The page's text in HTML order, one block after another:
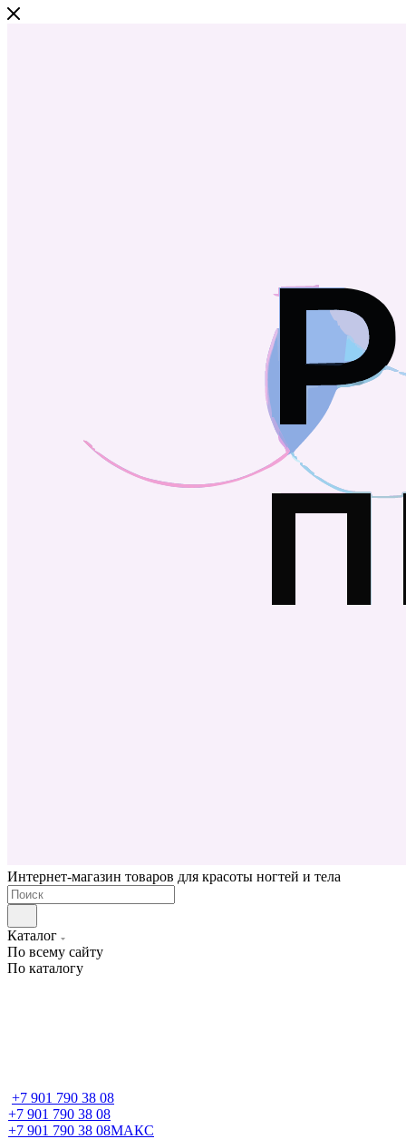
Интернет-магазин товаров для красоты ногтей и тела
Каталог
По всему сайту
По каталогу
+7 901 790 38 08
+7 901 790 38 08
+7 901 790 38 08МАКС